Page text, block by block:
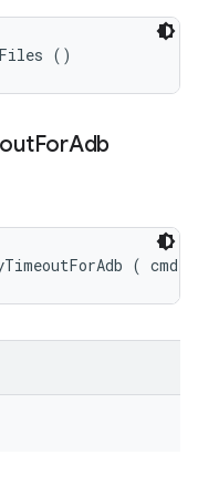
()
ForAdb
( cmd)